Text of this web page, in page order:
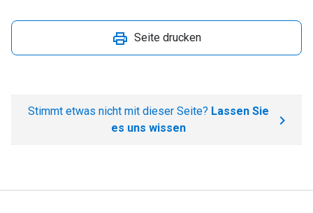
Seite drucken
Stimmt etwas nicht mit dieser Seite? Lassen Sie
es uns wissen